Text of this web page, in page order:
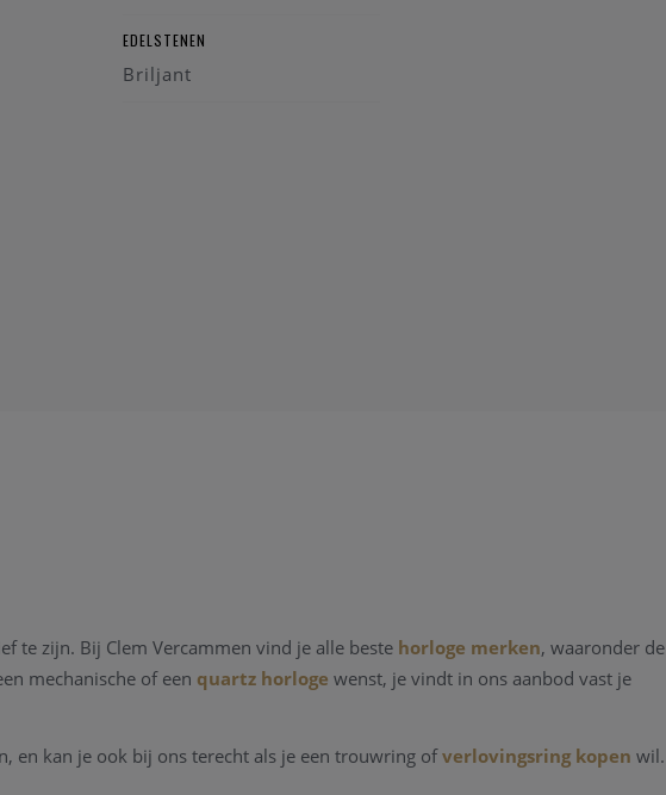
EDELSTENEN
Briljant
te zijn. Bij Clem Vercammen vind je alle beste horloge merken, waaronder de
mechanische of een quartz horloge wenst, je vindt in ons aanbod vast je
en kan je ook bij ons terecht als je een trouwring ofverlovingsring kopen wil.